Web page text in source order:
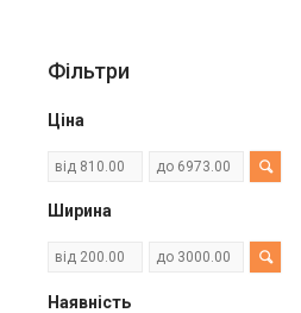
Фільтри
Ціна
Ширина
Наявність